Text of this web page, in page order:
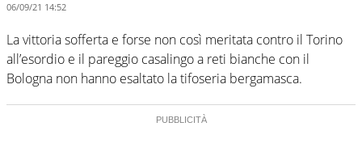
06/09/21 14:52
La vittoria sofferta e forse non così meritata contro il Torino
all’esordio e il pareggio casalingo a reti bianche con il
Bologna non hanno esaltato la tifoseria bergamasca.